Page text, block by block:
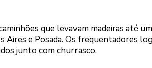
que levavam madeiras até um
Aires e Posada. Os frequentadores
junto com churrasco.